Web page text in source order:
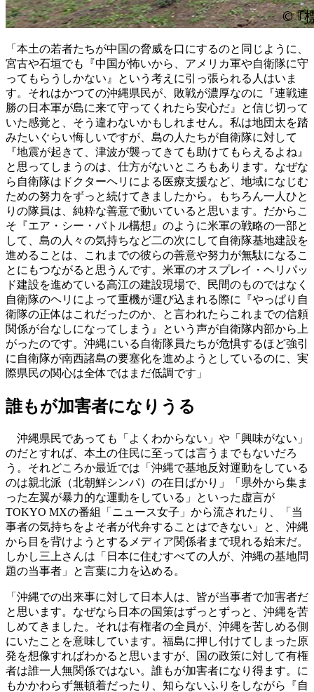
「本土の若者たちが中国の脅威を口にするのと同じように、
宮古や石垣でも『中国が怖いから、アメリカ軍や自衛隊に守
ってもらうしかない』という考えに引っ張られる人はいま
す。それはかつての沖縄県民が、敗戦が濃厚なのに『連戦連
勝の日本軍が島に来て守ってくれたら安心だ』と信じ切って
いた感覚と、そう違わないかもしれません。私は地団太を踏
みたいぐらい悔しいですが、島の人たちが自衛隊に対して
『地震が起きて、津波が襲ってきても助けてもらえるよね』
と思ってしまうのは、仕方がないところもあります。なぜな
ら自衛隊はドクターヘリによる医療支援など、地域になじむ
ための努力をずっと続けてきましたから。もちろん一人ひと
りの隊員は、純粋な善意で動いていると思います。だからこ
そ『エア・シー・バトル構想』のように米軍の戦略の一部と
して、島の人々の気持ちなど二の次にして自衛隊基地建設を
進めることは、これまでの彼らの善意や努力が無駄になるこ
とにもつながると思うんです。米軍のオスプレイ・ヘリパッ
ド建設を進めている高江の建設現場で、民間のものではなく
自衛隊のヘリによって重機が運び込まれる際に『やっぱり自
衛隊の正体はこれだったのか、と言われたらこれまでの信頼
関係が台なしになってしまう』という声が自衛隊内部から上
がったのです。沖縄にいる自衛隊員たちが危惧するほど強引
に自衛隊が南西諸島の要塞化を進めようとしているのに、実
際県民の関心は全体ではまだ低調です」
誰もが加害者になりうる
沖縄県民であっても「よくわからない」や「興味がない」
のだとすれば、本土の住民に至っては言うまでもないだろ
う。それどころか最近では「沖縄で基地反対運動をしている
のは親北派（北朝鮮シンパ）の在日ばかり」「県外から集ま
った左翼が暴力的な運動をしている」といった虚言が
TOKYO MXの番組「ニュース女子」から流されたり、「当
事者の気持ちをよそ者が代弁することはできない」と、沖縄
から目を背けようとするメディア関係者まで現れる始末だ。
しかし三上さんは「日本に住むすべての人が、沖縄の基地問
題の当事者」と言葉に力を込める。
「沖縄での出来事に対して日本人は、皆が当事者で加害者だ
と思います。なぜなら日本の国策はずっとずっと、沖縄を苦
しめてきました。それは有権者の全員が、沖縄を苦しめる側
にいたことを意味しています。福島に押し付けてしまった原
発を想像すればわかると思いますが、国の政策に対して有権
者は誰一人無関係ではない。誰もが加害者になり得ます。に
もかかわらず無頓着だったり、知らないふりをしながら『自